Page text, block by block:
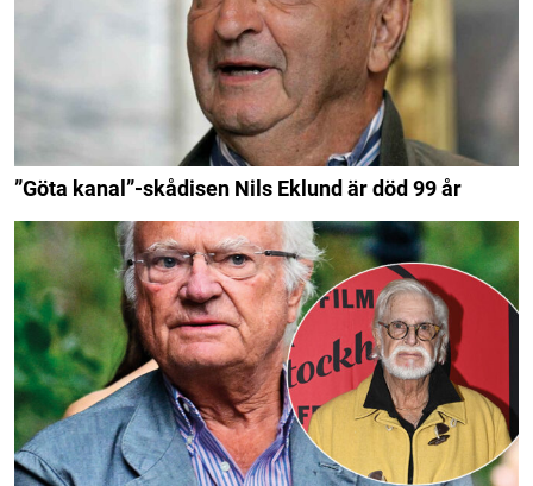
”Göta kanal”-skådisen Nils Eklund är död 99 år